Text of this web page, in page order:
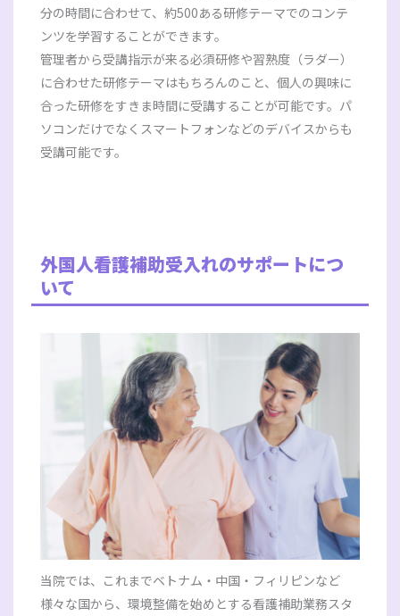
分の時間に合わせて、約500ある研修テーマでのコンテ
ンツを学習することができます。
管理者から受講指示が来る必須研修や習熟度（ラダー）
に合わせた研修テーマはもちろんのこと、個人の興味に
合った研修をすきま時間に受講することが可能です。パ
ソコンだけでなくスマートフォンなどのデバイスからも
受講可能です。
外国人看護補助受入れのサポートにつ
いて
当院では、これまでベトナム・中国・フィリピンなど
様々な国から、環境整備を始めとする看護補助業務スタ